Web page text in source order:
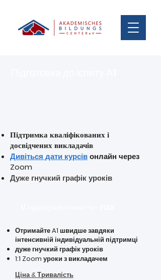
Підтримка кваліфікованих і
досвідчених викладачів
Дивіться дати курсівонлайн через
Zoom
Дуже гнучкий графік уроків
Отримайте A1 швидше завдяки
інтенсивній індивідуальній підтримці
дуже гнучкий графік уроків
1:1 Zoom уроки з викладачем
Ціна & Тривалість